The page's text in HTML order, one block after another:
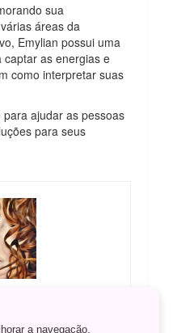
sua
áreas da
Emylian possui uma
captar as energias e
como interpretar suas
ajudar as pessoas
para seus
a navegação.